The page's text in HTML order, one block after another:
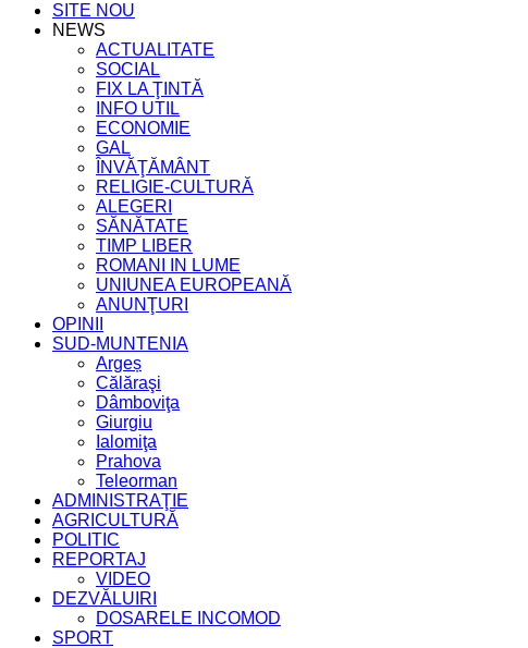
SITE NOU
NEWS
ACTUALITATE
SOCIAL
FIX LA ŢINTĂ
INFO UTIL
ECONOMIE
GAL
ÎNVĂŢĂMÂNT
RELIGIE-CULTURĂ
ALEGERI
SĂNĂTATE
TIMP LIBER
ROMANI IN LUME
UNIUNEA EUROPEANĂ
ANUNŢURI
OPINII
SUD-MUNTENIA
Argeș
Călăraşi
Dâmboviţa
Giurgiu
Ialomiţa
Prahova
Teleorman
ADMINISTRAŢIE
AGRICULTURĂ
POLITIC
REPORTAJ
VIDEO
DEZVĂLUIRI
DOSARELE INCOMOD
SPORT